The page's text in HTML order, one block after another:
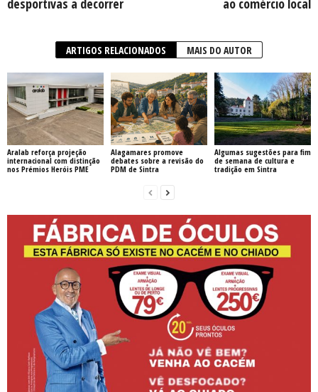
desportivas a decorrer ao comércio local
ARTIGOS RELACIONADOS MAIS DO AUTOR
Aralab reforça projeção
internacional com distinção
nos Prémios Heróis PME
Alagamares promove
debates sobre a revisão do
PDM de Sintra
Algumas sugestões para fim
de semana de cultura e
tradição em Sintra